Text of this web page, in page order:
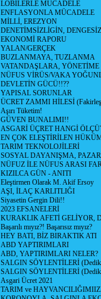
LOBİLERLE MÜCADELE
ENFLASYONLA MÜCADELE
MİLLİ, EREZYON
DENETİMSİZLİGİN,
EKONOMİ RAPORU
YALAN/GERÇEK
BUZLANMAYA, TUZLANMA
VATANDAŞLARA,
NÜFUS VİRÜS/VAKA
DEVLETİN GÜCÜ!!??
YAPISAL SORUNLAR
ÜCRET ZAMMI HİLESİ
Aşırı Tüketim!
GÜVEN BUNALIMI!!
ASGARİ ÜÇRET HANGİ
EN ÇOK ELEŞTİRİLEN
TARIM TEKNOLOJİLERİ
SOSYAL DAYANIŞMA,
NÜFUZ İLE NÜFUS ARASI
KIZILCA GÜN - ANITI
Eleştirmen Olarak M. Akif Ersoy
AŞI, İLAÇ KARLITLIĞI
Siyasetin Gergin Dili!!
2023 EFSANELERİ
KURAKLIK AFETİ GELİYOR,
Başarılı mıyız?! Başarısız mıyız?
HEY BATI, BİZ BIRAKTIK ATI
ABD YAPTIRIMLARI
ABD, YAPTIRIMLARI NELER?
SALGIN SÖYLENTİLERİ
SALGIN SÖYLENTİLERİ
Asgari Ücret 2021
TARIM ve